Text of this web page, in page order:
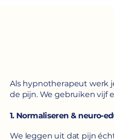
Als hypnotherapeut
de pijn. We gebruiken vijf
1. Normaliseren & neuro-
We leggen uit dat pijn